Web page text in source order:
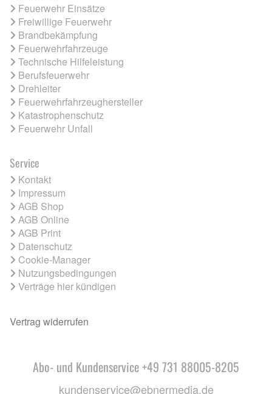
Feuerwehr Einsätze
Freiwillige Feuerwehr
Brandbekämpfung
Feuerwehrfahrzeuge
Technische Hilfeleistung
Berufsfeuerwehr
Drehleiter
Feuerwehrfahrzeughersteller
Katastrophenschutz
Feuerwehr Unfall
Service
Kontakt
Impressum
AGB Shop
AGB Online
AGB Print
Datenschutz
Cookie-Manager
Nutzungsbedingungen
Verträge hier kündigen
Vertrag widerrufen
Abo- und Kundenservice +49 731 88005-8205
kundenservice@ebnermedia.de